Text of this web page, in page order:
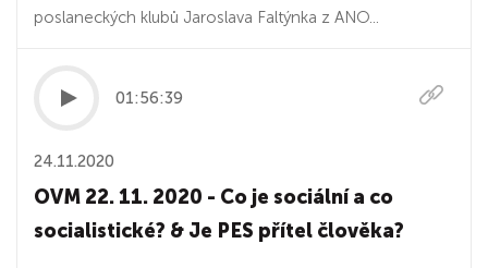
poslaneckých klubů Jaroslava Faltýnka z ANO...
01:56:39
24.11.2020
OVM 22. 11. 2020 - Co je sociální a co
socialistické? & Je PES přítel člověka?